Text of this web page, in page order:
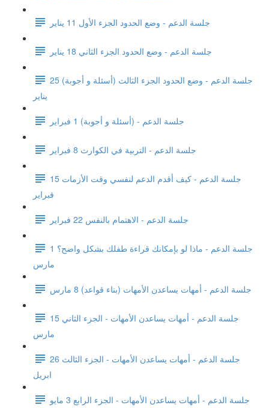
جلسة الدعم - وضع الحدود الجزء الأول 11 يناير
جلسة الدعم - وضع الحدود الجزء الثاني 18 يناير
جلسة الدعم - وضع الحدود الجزء الثالث (أسئلة و أجوبة) 25
يناير
جلسة الدعم - (أسئلة و أجوبة) 1 فبراير
جلسة الدعم - التربية في الكوارث 8 فبراير
جلسة الدعم - كيف أقدم الدعم لنفسي وقت الأزمات 15
فبراير
جلسة الدعم - الاهتمام بالنفس 22 فبراير
جلسة الدعم - ماذا لو بإمكانك قراءة طفلك بشكل واضح؟ 1
مارس
جلسة الدعم - أمهات يساعدن الأمهات (بناء قواعد) 8 مارس
جلسة الدعم - أمهات يساعدن الأمهات - الجزء الثاني 15
مارس
جلسة الدعم - أمهات يساعدن الأمهات - الجزء الثالث 26
ابريل
جلسة الدعم - أمهات يساعدن الأمهات - الجزء الرابع 3 مايو